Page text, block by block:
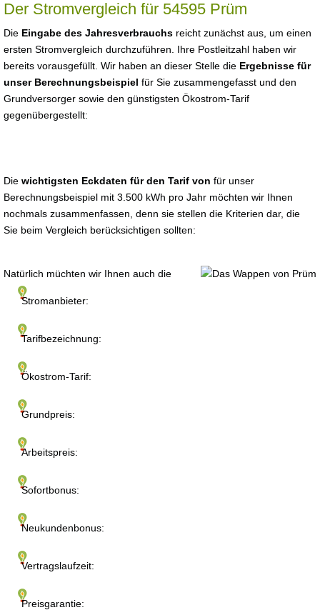
Der Stromvergleich für 54595 Prüm
Die Eingabe des Jahresverbrauchs reicht zunächst aus, um einen
ersten Stromvergleich durchzuführen. Ihre Postleitzahl haben wir
bereits vorausgefüllt. Wir haben an dieser Stelle die Ergebnisse für
unser Berechnungsbeispiel für Sie zusammengefasst und den
Grundversorger sowie den günstigsten Ökostrom-Tarif
gegenübergestellt:
Die wichtigsten Eckdaten für den Tarif von für unser
Berechnungsbeispiel mit 3.500 kWh pro Jahr möchten wir Ihnen
nochmals zusammenfassen, denn sie stellen die Kriterien dar, die
Sie beim Vergleich berücksichtigen sollten:
Stromanbieter:
Tarifbezeichnung:
Ökostrom-Tarif:
Grundpreis:
Arbeitspreis:
Sofortbonus:
Neukundenbonus:
Vertragslaufzeit:
Preisgarantie:
Natürlich müchten wir Ihnen auch die